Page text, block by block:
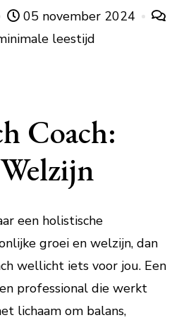
05 november 2024
leestijd
Coach:
een holistische
groei en welzijn, dan
wellicht iets voor jou. Een
professional die werkt
lichaam om balans,